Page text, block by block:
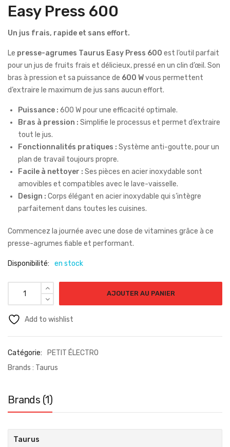
Easy Press 600
Un jus frais, rapide et sans effort.
Le presse-agrumes Taurus Easy Press 600 est l’outil parfait
pour un jus de fruits frais et délicieux, pressé en un clin d’œil. Son
bras à pression et sa puissance de 600 Wvous permettent
d’extraire le maximum de jus sans aucun effort.
Puissance : 600 W pour une efficacité optimale.
Bras à pression : Simplifie le processus et permet d’extraire
tout le jus.
Fonctionnalités pratiques : Système anti-goutte, pour un
plan de travail toujours propre.
Facile à nettoyer : Ses pièces en acier inoxydable sont
amovibles et compatibles avec le lave-vaisselle.
Design : Corps élégant en acier inoxydable qui s’intègre
parfaitement dans toutes les cuisines.
Commencez la journée avec une dose de vitamines grâce à ce
presse-agrumes fiable et performant.
Disponibilité: en stock
AJOUTER AU PANIER
Add to wishlist
Catégorie:
PETIT ÉLECTRO
Brands : Taurus
Brands (1)
Taurus